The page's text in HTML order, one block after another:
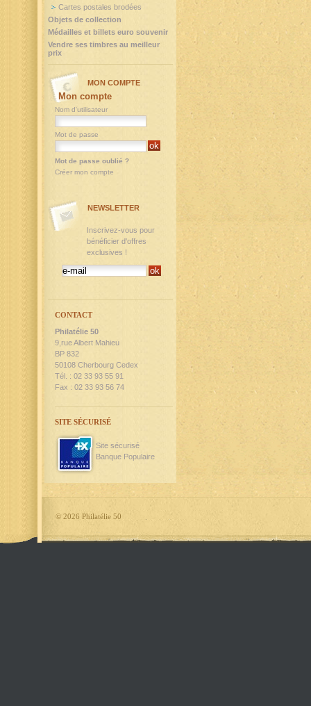
Cartes postales brodées
Objets de collection
Médailles et billets euro souvenir
Vendre ses timbres au meilleur
prix
MON COMPTE
Mon compte
Nom d'utilisateur
Mot de passe
Mot de passe oublié ?
Créer mon compte
NEWSLETTER
Inscrivez-vous pour
bénéficier d'offres
exclusives !
CONTACT
Philatélie 50
9,rue Albert Mahieu
BP 832
50108 Cherbourg Cedex
Tél. : 02 33 93 55 91
Fax : 02 33 93 56 74
SITE SÉCURISÉ
Site sécurisé
Banque Populaire
© 2026 Philatélie 50